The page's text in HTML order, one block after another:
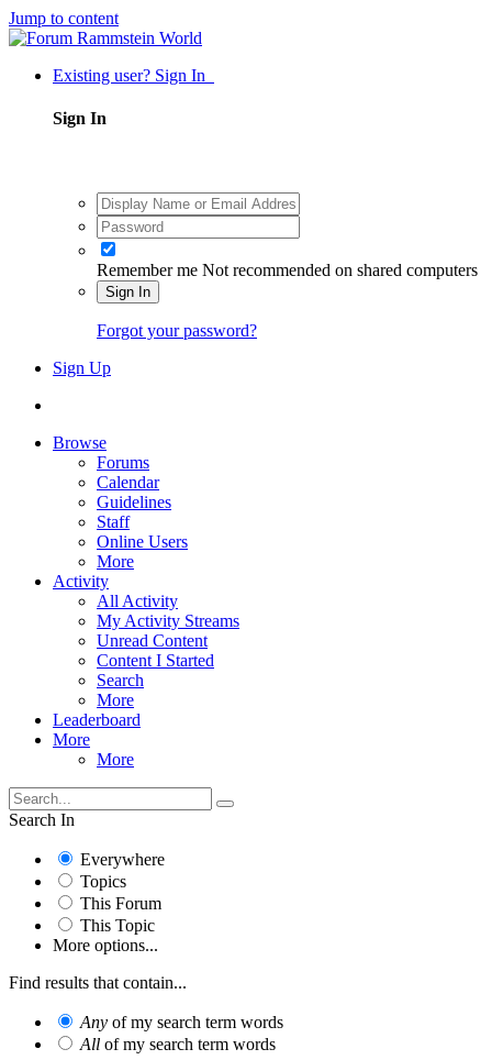
Jump to content
Existing user? Sign In
Sign In
Remember me Not recommended on shared computers
Sign In
Forgot your password?
Sign Up
Browse
Forums
Calendar
Guidelines
Staff
Online Users
More
Activity
All Activity
My Activity Streams
Unread Content
Content I Started
Search
More
Leaderboard
More
More
Search In
Everywhere
Topics
This Forum
This Topic
More options...
Find results that contain...
Any of my search term words
All of my search term words